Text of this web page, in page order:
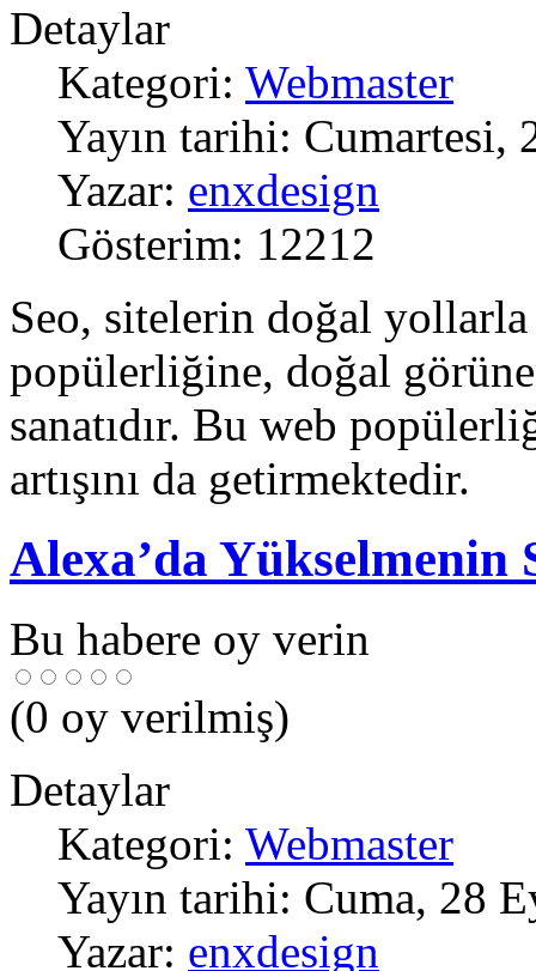
Detaylar
Kategori: Webmaster
Yayın tarihi:
Yazar: enxdesign
Gösterim: 12212
Seo, sitelerin doğal yollarla
popülerliğine, doğal
sanatıdır. Bu web
artışını da getirmektedir.
Alexa’da Yükselmenin
Bu habere oy verin
(0 oy verilmiş)
Detaylar
Kategori: Webmaster
Yayın tarihi: Cuma, 28
Yazar: enxdesign